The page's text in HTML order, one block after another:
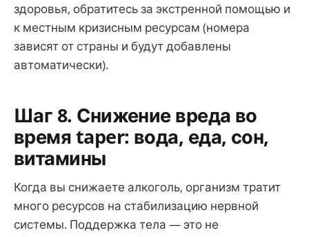
здоровья, обратитесь за экстренной помощью и
к местным кризисным ресурсам (номера
зависят от страны и будут добавлены
автоматически).
Шаг 8. Снижение вреда во
время taper: вода, еда, сон,
витамины
Когда вы снижаете алкоголь, организм тратит
много ресурсов на стабилизацию нервной
системы. Поддержка тела — это не